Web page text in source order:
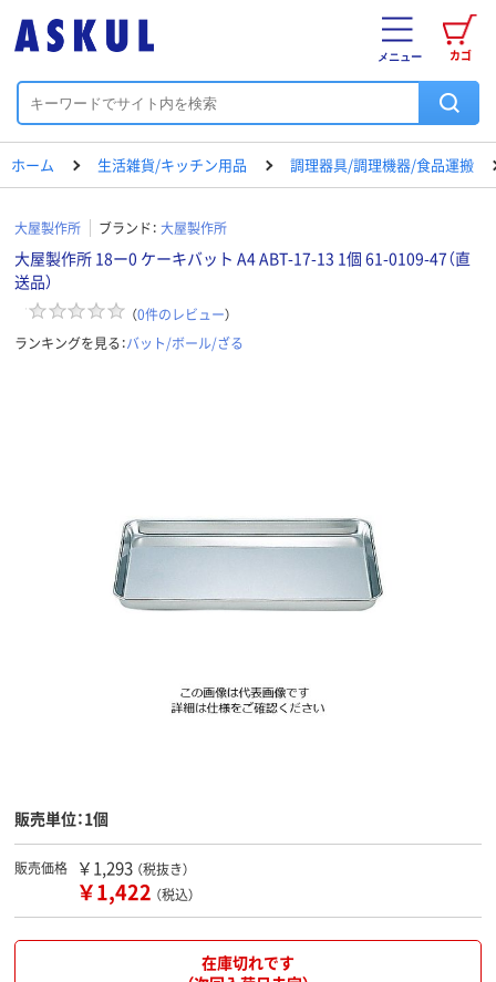
カゴ
メニュー
ホーム 生活雑貨/キッチン用品 調理器具/調理機器/食品運搬
大屋製作所 ブランド： 大屋製作所
大屋製作所 18ー0 ケーキバット A4 ABT-17-13 1個 61-0109-47（直
送品）
（0件のレビュー）
ランキングを見る：バット/ボール/ざる
販売単位：1個
販売価格 ￥1,293 （税抜き）
￥1,422 （税込）
在庫切れです